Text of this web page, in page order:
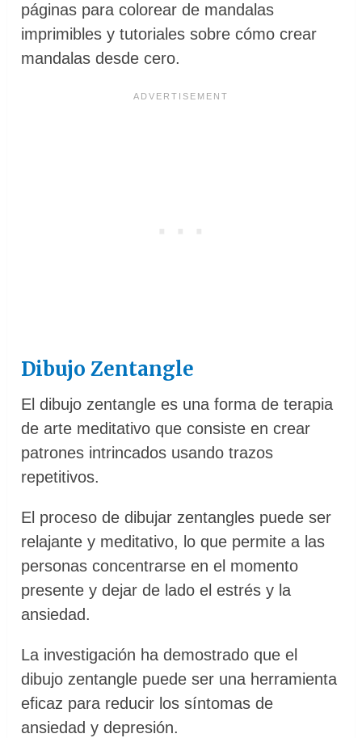
páginas para colorear de mandalas
imprimibles y tutoriales sobre cómo crear
mandalas desde cero.
Dibujo Zentangle
El dibujo zentangle es una forma de terapia
de arte meditativo que consiste en crear
patrones intrincados usando trazos
repetitivos.
El proceso de dibujar zentangles puede ser
relajante y meditativo, lo que permite a las
personas concentrarse en el momento
presente y dejar de lado el estrés y la
ansiedad.
La investigación ha demostrado que el
dibujo zentangle puede ser una herramienta
eficaz para reducir los síntomas de
ansiedad y depresión.